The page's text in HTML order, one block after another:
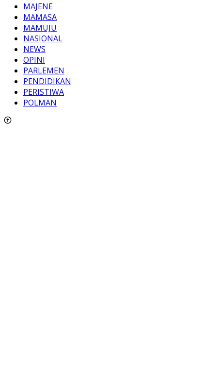
MAJENE
MAMASA
MAMUJU
NASIONAL
NEWS
OPINI
PARLEMEN
PENDIDIKAN
PERISTIWA
POLMAN